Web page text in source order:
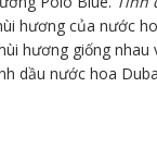
hương của nước
hương giống nhau
dầu nước hoa